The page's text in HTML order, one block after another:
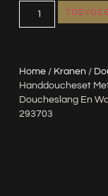
Home/ Kranen /
Handdoucheset
Doucheslang En
293703